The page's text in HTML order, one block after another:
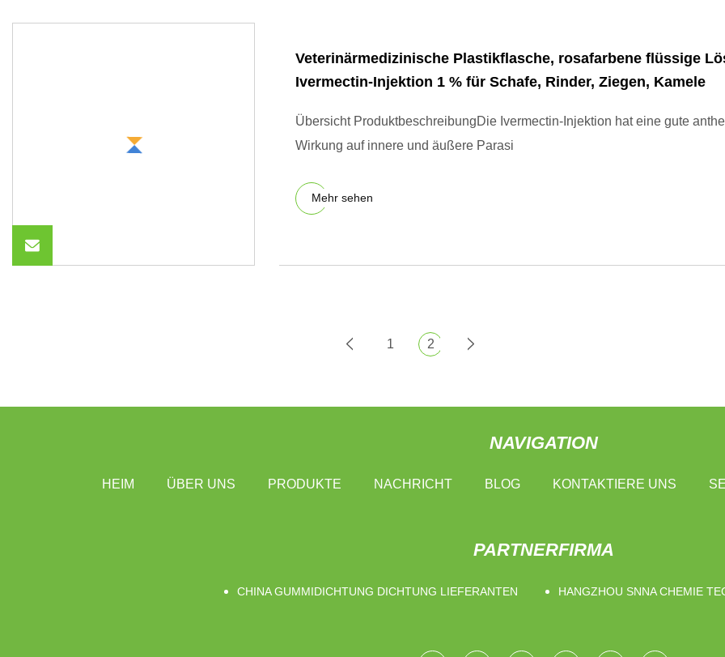
Veterinärmedizinische Plastikflasche, rosafarbene flüssige
Ivermectin-Injektion 1 % für Schafe, Rinder, Ziegen, Kamele
Übersicht ProduktbeschreibungDie Ivermectin-Injektion hat eine gute
Wirkung auf innere und äußere Parasi
Mehr sehen
1 2
NAVIGATION
HEIM ÜBER UNS PRODUKTE NACHRICHT BLOG KONTAKTIERE UNS
PARTNERFIRMA
CHINA GUMMIDICHTUNG DICHTUNG LIEFERANTEN HANGZHOU SNNA CHEMIE